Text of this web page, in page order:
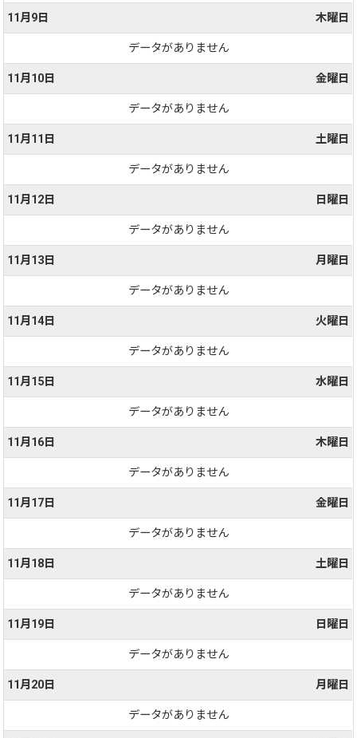
11月9日 木曜日
データがありません
11月10日 金曜日
データがありません
11月11日 土曜日
データがありません
11月12日 日曜日
データがありません
11月13日 月曜日
データがありません
11月14日 火曜日
データがありません
11月15日 水曜日
データがありません
11月16日 木曜日
データがありません
11月17日 金曜日
データがありません
11月18日 土曜日
データがありません
11月19日 日曜日
データがありません
11月20日 月曜日
データがありません